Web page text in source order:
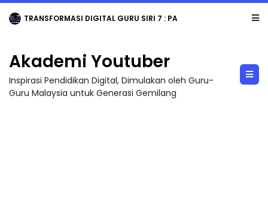
TRANSFORMASI DIGITAL GURU SIRI 7 : PAHLAWAN DIGITAL PENYELAMAT DUNIA
Akademi Youtuber
Inspirasi Pendidikan Digital, Dimulakan oleh Guru-
Guru Malaysia untuk Generasi Gemilang